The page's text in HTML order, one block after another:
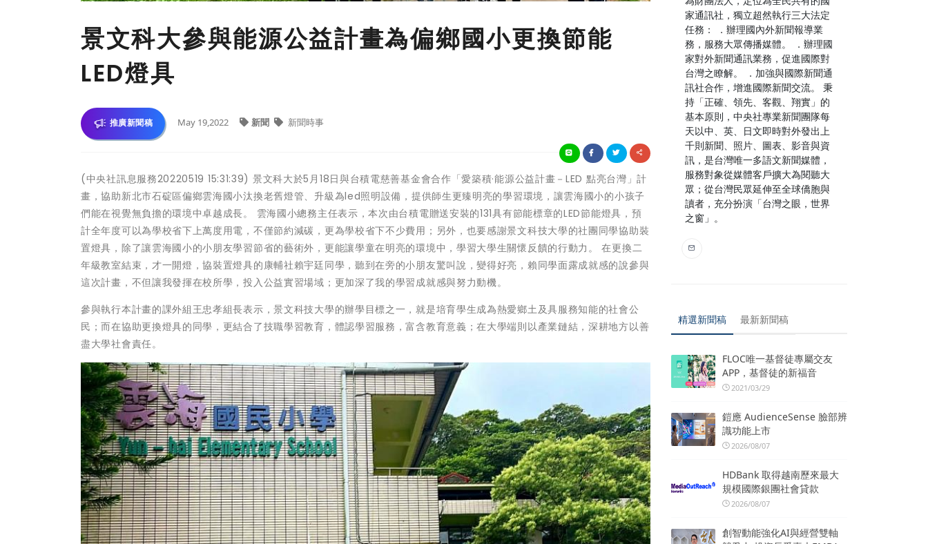
景文科大參與能源公益計畫為偏鄉國小更換節能
LED燈具
推廣新聞稿 May 19,2022 新聞 新聞時事
(中央社訊息服務20220519 15:31:39) 景文科大於5月18日與台積電慈善基金會合作「愛築積·能源公益計畫－LED 點亮台灣」計
畫，協助新北市石碇區偏鄉雲海國小汰換老舊燈管、升級為led照明設備，提供師生更臻明亮的學習環境，讓雲海國小的小孩子
們能在視覺無負擔的環境中卓越成長。 雲海國小總務主任表示，本次由台積電贈送安裝的131具有節能標章的LED節能燈具，預
計全年度可以為學校省下上萬度用電，不僅節約減碳，更為學校省下不少費用；另外，也要感謝景文科技大學的社團同學協助裝
置燈具，除了讓雲海國小的小朋友學習節省的藝術外，更能讓學童在明亮的環境中，學習大學生關懷反饋的行動力。 在更換二
年級教室結束，才一開燈，協裝置燈具的康輔社賴宇廷同學，聽到在旁的小朋友驚叫說，變得好亮，賴同學面露成就感的說參與
這次計畫，不但讓我發揮在校所學，投入公益實習場域；更加深了我的學習成就感與努力動機。
參與執行本計畫的課外組王忠孝組長表示，景文科技大學的辦學目標之一，就是培育學生成為熱愛鄉土及具服務知能的社會公
民；而在協助更換燈具的同學，更結合了技職學習教育，體認學習服務，富含教育意義；在大學端則以產業鏈結，深耕地方以善
盡大學社會責任。
家通訊社，獨立超然執行三大法定
任務： ．辦理國內外新聞報導業
務，服務大眾傳播媒體。 ．辦理國
家對外新聞通訊業務，促進國際對
台灣之瞭解。 ．加強與國際新聞通
訊社合作，增進國際新聞交流。 秉
持「正確、領先、客觀、翔實」的
基本原則，中央社專業新聞團隊每
天以中、英、日文即時對外發出上
千則新聞、照片、圖表、影音與資
訊，是台灣唯一多語文新聞媒體，
服務對象從媒體客戶擴大為閱聽大
眾；從台灣民眾延伸至全球僑胞與
讀者，充分扮演「台灣之眼，世界
之窗」。
精選新聞稿 最新新聞稿
FLOC唯一基督徒專屬交友
APP，基督徒的新福音
2021/03/29
鎧應 AudienceSense 臉部辨
識功能上市
2026/08/07
HDBank 取得越南歷來最大
規模國際銀團社會貸款
2026/08/07
創智動能強化AI與經營雙軸